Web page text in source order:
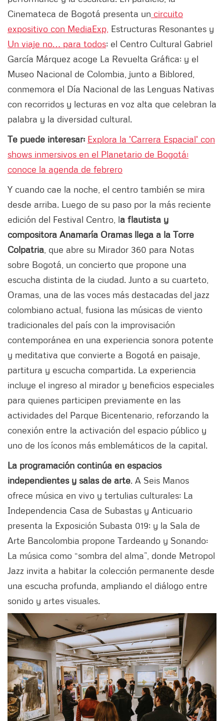
Cinemateca de Bogotá presenta un circuito
expositivo con MediaExp, Estructuras Resonantes y
Un viaje no… para todos; el Centro Cultural Gabriel
García Márquez acoge La Revuelta Gráfica; y el
Museo Nacional de Colombia, junto a Biblored,
conmemora el Día Nacional de las Lenguas Nativas
con recorridos y lecturas en voz alta que celebran la
palabra y la diversidad cultural.
Te puede interesar: Explora la 'Carrera Espacial' con
shows inmersivos en el Planetario de Bogotá:
conoce la agenda de febrero
Y cuando cae la noche, el centro también se mira
desde arriba. Luego de su paso por la más reciente
edición del Festival Centro, la flautista y
compositora Anamaría Oramas llega a la Torre
Colpatria, que abre su Mirador 360 para Notas
sobre Bogotá, un concierto que propone una
escucha distinta de la ciudad. Junto a su cuarteto,
Oramas, una de las voces más destacadas del jazz
colombiano actual, fusiona las músicas de viento
tradicionales del país con la improvisación
contemporánea en una experiencia sonora potente
y meditativa que convierte a Bogotá en paisaje,
partitura y escucha compartida. La experiencia
incluye el ingreso al mirador y beneficios especiales
para quienes participen previamente en las
actividades del Parque Bicentenario, reforzando la
conexión entre la activación del espacio público y
uno de los íconos más emblemáticos de la capital.
La programación continúa en espacios
independientes y salas de arte. A Seis Manos
ofrece música en vivo y tertulias culturales; La
Independencia Casa de Subastas y Anticuario
presenta la Exposición Subasta 019; y la Sala de
Arte Bancolombia propone Tardeando y Sonando:
La música como “sombra del alma”, donde Metropol
Jazz invita a habitar la colección permanente desde
una escucha profunda, ampliando el diálogo entre
sonido y artes visuales.